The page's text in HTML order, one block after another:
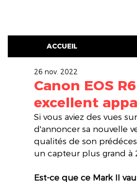
ACCUEIL
Canon EOS
excellent
26 nov. 2022
Si vous aviez des vues
d'annoncer sa nouvelle
qualités de son
un capteur plus grand à
Est-ce que ce Mark II